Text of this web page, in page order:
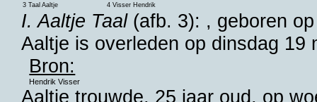
3 Taal Aaltje 4 Visser Hendrik
I. Aaltje Taal(afb. 3): , geboren
Aaltje is overleden op dinsdag 19
Bron:
Hendrik Visser
Aaltje trouwde, 25 jaar oud, op